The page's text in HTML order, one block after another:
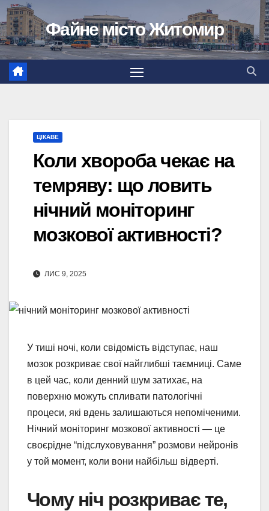
Перейти
до
вмісту
Файне місто Житомир
ЦІКАВЕ
Коли хвороба чекає на
темряву: що ловить
нічний моніторинг
мозкової активності?
ЛИС 9, 2025
У тиші ночі, коли свідомість відступає, наш
мозок розкриває свої найглибші таємниці. Саме
в цей час, коли денний шум затихає, на
поверхню можуть спливати патологічні
процеси, які вдень залишаються непоміченими.
Нічний моніторинг мозкової активності — це
своєрідне “підслуховування” розмови нейронів
у той момент, коли вони найбільш відверті.
Чому ніч розкриває те,